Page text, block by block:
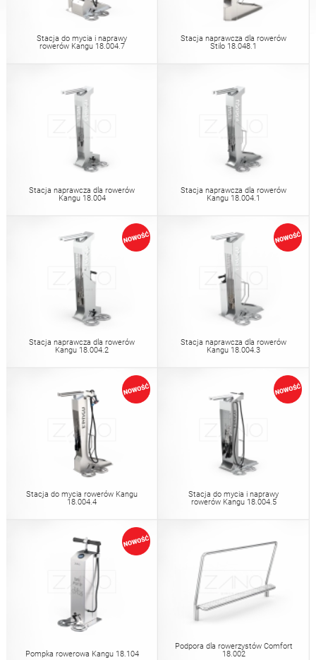
Stoły piknikowe
Osłony na drzewa Tablice informacyjne
Stacje do dezynfekcji
angielski (USA) niemiecki
Stacja do mycia i naprawy
rowerów Kangu 18.004.7
Stacja naprawcza dla rowerów
Stilo 18.048.1
Stacja naprawcza dla rowerów
Kangu 18.004
Stacja naprawcza dla rowerów
Kangu 18.004.1
Stacja naprawcza dla rowerów
Kangu 18.004.2
Stacja naprawcza dla rowerów
Kangu 18.004.3
Stacja do mycia rowerów Kangu
18.004.4
Stacja do mycia i naprawy
rowerów Kangu 18.004.5
Pompka rowerowa Kangu 18.104
Podpora dla rowerzystów Comfort
18.002